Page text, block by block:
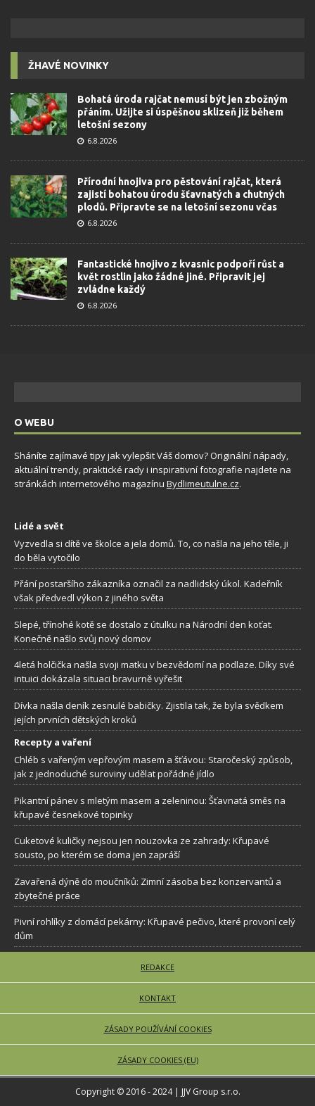
ŽHAVÉ NOVINKY
Bohatá úroda rajčat nemusí být jen zbožným
přáním. Užijte si úspěšnou sklizeň již během
letošní sezony
6.8.2026
Přírodní hnojiva pro pěstování rajčat, která
zajistí bohatou úrodu šťavnatých a chutných
plodů. Připravte se na letošní sezonu včas
6.8.2026
Fantastické hnojivo z kvasnic podpoří růst a
květ rostlin jako žádné jiné. Připravit jej
zvládne každý
6.8.2026
O WEBU
Sháníte zajímavé tipy jak vylepšit Váš domov? Originální nápady,
aktuální trendy, praktické rady i inspirativní fotografie najdete na
stránkách internetového magazínu Bydlimeutulne.cz.
Lidé a svět
Vyzvedla si dítě ve školce a jela domů. To, co našla na jeho těle, ji
do běla vytočilo
Přání postaršího zákazníka označil za nadlidský úkol. Kadeřník
však předvedl výkon z jiného světa
Slepé, třínohé kotě se dostalo z útulku na Národní den koťat.
Konečně našlo svůj nový domov
4letá holčička našla svoji matku v bezvědomí na podlaze. Díky své
intuici dokázala situaci bravurně vyřešit
Dívka našla deník zesnulé babičky. Zjistila tak, že byla svědkem
jejích prvních dětských kroků
Recepty a vaření
Chléb s vařeným vepřovým masem a šťávou: Staročeský způsob,
jak z jednoduché suroviny udělat pořádné jídlo
Pikantní pánev s mletým masem a zeleninou: Šťavnatá směs na
křupavé česnekové topinky
Cuketové kuličky nejsou jen nouzovka ze zahrady: Křupavé
sousto, po kterém se doma jen zapráší
Zavařená dýně do moučníků: Zimní zásoba bez konzervantů a
zbytečné práce
Pivní rohlíky z domácí pekárny: Křupavé pečivo, které provoní celý
dům
REDAKCE
KONTAKT
ZÁSADY POUŽÍVÁNÍ COOKIES
ZÁSADY COOKIES (EU)
Copyright © 2016 - 2024 | JJV Group s.r.o.